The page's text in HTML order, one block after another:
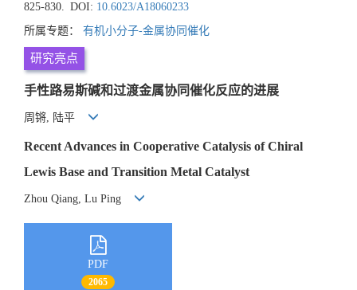
825-830. DOI: 10.6023/A18060233
所属专题： 有机小分子-金属协同催化
研究亮点
手性路易斯碱和过渡金属协同催化反应的进展
周锵, 陆平
Recent Advances in Cooperative Catalysis of Chiral
Lewis Base and Transition Metal Catalyst
Zhou Qiang, Lu Ping
PDF
2065